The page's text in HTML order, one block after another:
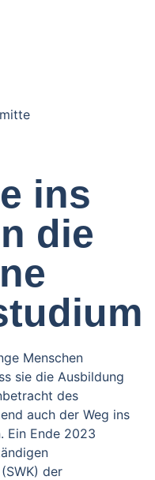
ins
die
Menschen
sie die Ausbildung
des
auch der Weg ins
Ein Ende 2023
der